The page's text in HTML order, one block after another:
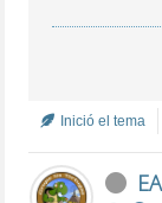
Inició el tema